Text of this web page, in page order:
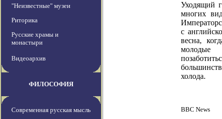
"Неизвестные" музеи
Риторика
Русские храмы и
монастыри
Видеоархив
ФИЛОСОФИЯ
Современная русская мысль
Уходящий
многих
с
весна,
молодые
холода.
BBC News